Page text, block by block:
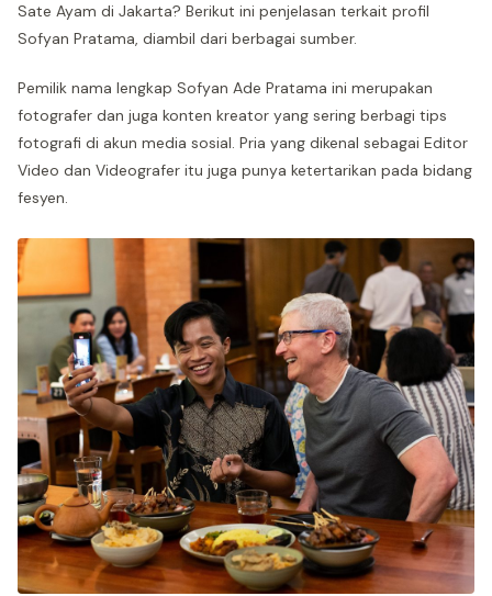
Sate Ayam di Jakarta? Berikut ini penjelasan terkait profil
Sofyan Pratama, diambil dari berbagai sumber.
Pemilik nama lengkap Sofyan Ade Pratama ini merupakan
fotografer dan juga konten kreator yang sering berbagi tips
fotografi di akun media sosial. Pria yang dikenal sebagai Editor
Video dan Videografer itu juga punya ketertarikan pada bidang
fesyen.